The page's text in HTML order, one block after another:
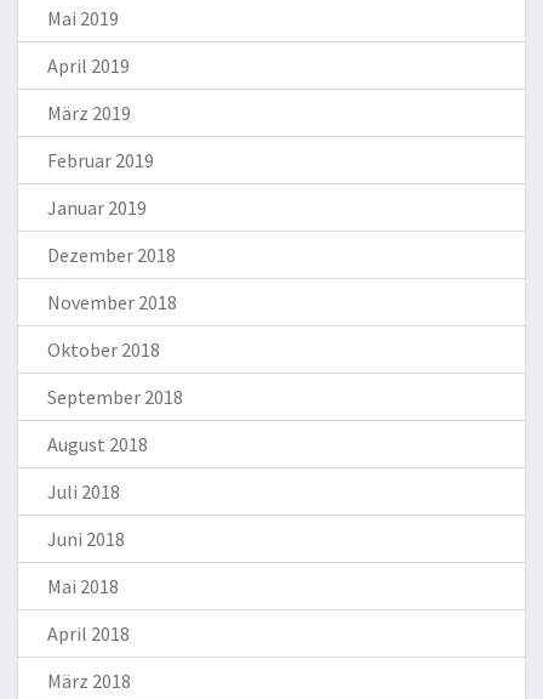
Mai 2019
April 2019
März 2019
Februar 2019
Januar 2019
Dezember 2018
November 2018
Oktober 2018
September 2018
August 2018
Juli 2018
Juni 2018
Mai 2018
April 2018
März 2018